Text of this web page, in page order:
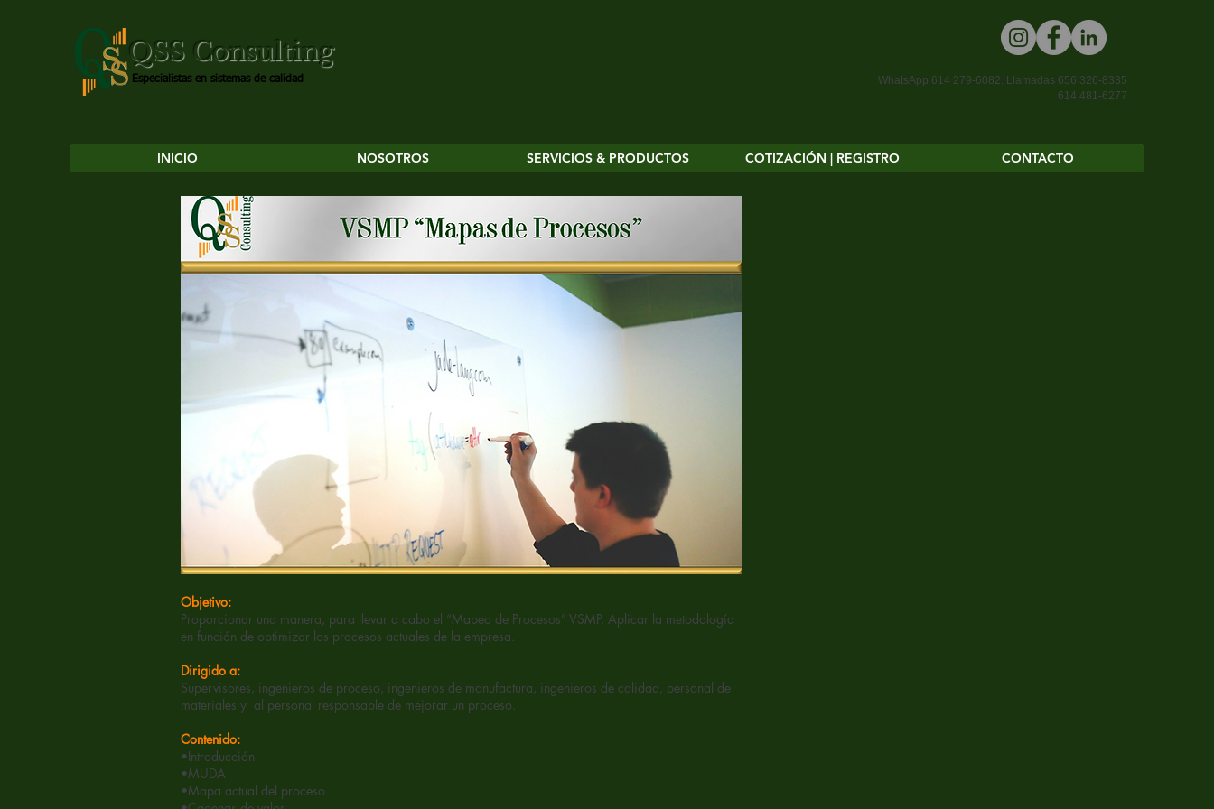
QSS Consulting
Especialistas en sistemas de calidad WhatsApp 614 279-6082. Llamadas 656 326-8335
614 481-6277
INICIO NOSOTROS SERVICIOS & PRODUCTOS COTIZACIÓN | REGISTRO CONTACTO
Objetivo:
Proporcionar una manera, para llevar a cabo el “Mapeo de Procesos” VSMP. Aplicar la metodología
en función de optimizar los procesos actuales de la empresa.
Dirigido a:
Supervisores, ingenieros de proceso, ingenieros de manufactura, ingenieros de calidad, personal de
materiales y al personal responsable de mejorar un proceso.
Contenido:
•Introducción
•MUDA
•Mapa actual del proceso